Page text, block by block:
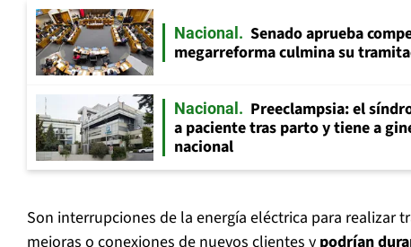
Nacional
Senado aprueba
megarreforma culmina su
Nacional
Preeclampsia: el
a paciente tras parto y tiene a
nacional
Son interrupciones de la energía eléctrica para realizar
mejoras o conexiones de nuevos clientes y podrían